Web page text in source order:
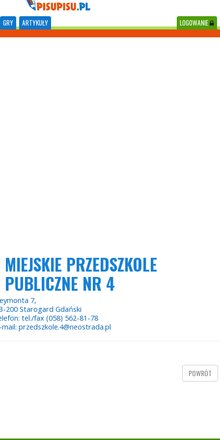
GRY ARTYKUŁY LOGOWANIE
MIEJSKIE PRZEDSZKOLE
PUBLICZNE NR 4
7,
200 Starogard Gdański
tel./fax (058) 562-81-78
przedszkole.4@neostrada.pl
POWRÓT